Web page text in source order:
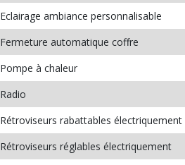
Eclairage ambiance personnalisable
Fermeture automatique coffre
Pompe à chaleur
Radio
Rétroviseurs rabattables électriquement
Rétroviseurs réglables électriquement